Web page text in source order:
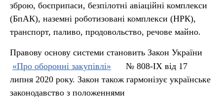
зброю, боєприпаси, безпілотні авіаційні комплекси
(БпАК), наземні роботизовані комплекси (НРК),
транспорт, паливо, продовольство, речове майно.
Правову основу системи становить Закон України
«Про оборонні закупівлі»
№ 808-IX від 17
липня 2020 року. Закон також гармонізує українське
законодавство з положеннями